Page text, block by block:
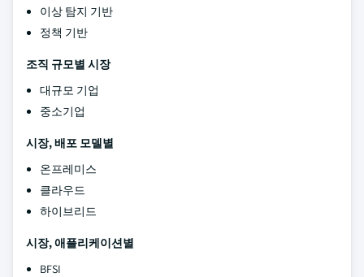
이상 탐지 기반
정책 기반
조직 규모별 시장
대규모 기업
중소기업
시장, 배포 모델별
온프레미스
클라우드
하이브리드
시장, 애플리케이션별
BFSI